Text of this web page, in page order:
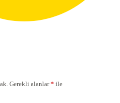
Gerekli alanlar* ile